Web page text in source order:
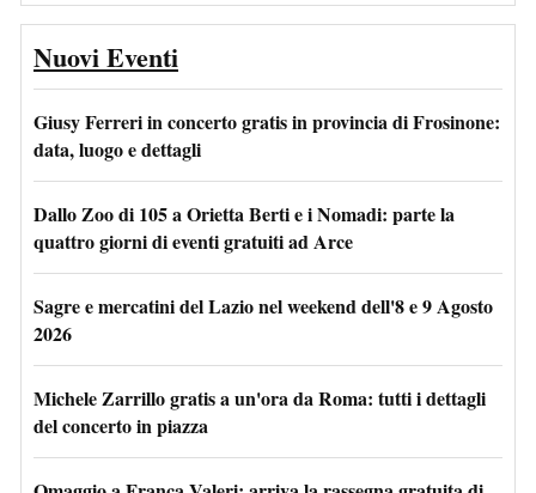
Nuovi Eventi
Giusy Ferreri in concerto gratis in provincia di Frosinone:
data, luogo e dettagli
Dallo Zoo di 105 a Orietta Berti e i Nomadi: parte la
quattro giorni di eventi gratuiti ad Arce
Sagre e mercatini del Lazio nel weekend dell'8 e 9 Agosto
2026
Michele Zarrillo gratis a un'ora da Roma: tutti i dettagli
del concerto in piazza